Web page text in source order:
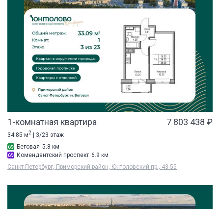
1-комнатная квартира 7 803 438 ₽
34.85 м2 | 3/23 этаж
Беговая 5.8 км
Комендантский проспект 6.9 км
Санкт-Петербург, Приморский район, Юнтоловский пр., 43-55